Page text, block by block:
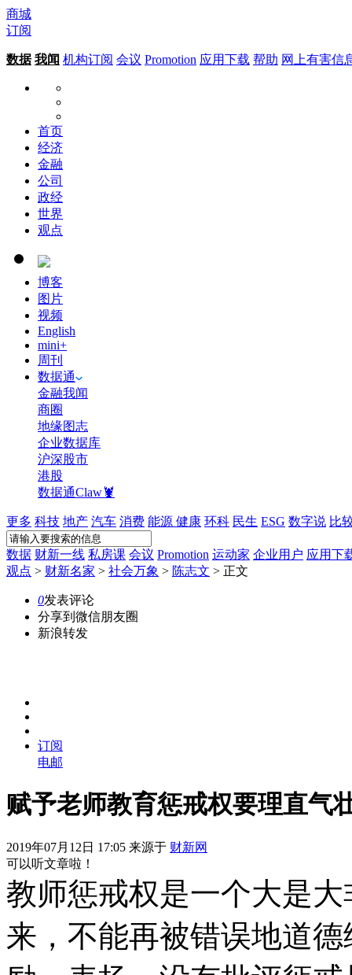
商城
订阅
数据 我闻 机构订阅 会议 Promotion 应用下载 帮助 网上有害信
首页
经济
金融
公司
政经
世界
观点
博客
图片
视频
English
mini+
周刊
数据通
金融我闻
商圈
地缘图志
企业数据库
沪深股市
港股
数据通Claw🦞
更多 科技 地产 汽车 消费 能源 健康 环科 民生 ESG 数字说 比
数据 财新一线 私房课 会议 Promotion 运动家 企业用户 应用下
观点 > 财新名家 > 社会万象 > 陈志文 > 正文
0发表评论
分享到微信朋友圈
新浪转发
订阅
电邮
赋予老师教育惩戒权要理直气
2019年07月12日 17:05 来源于 财新网
可以听文章啦！
教师惩戒权是一个大是
来，不能再被错误地道